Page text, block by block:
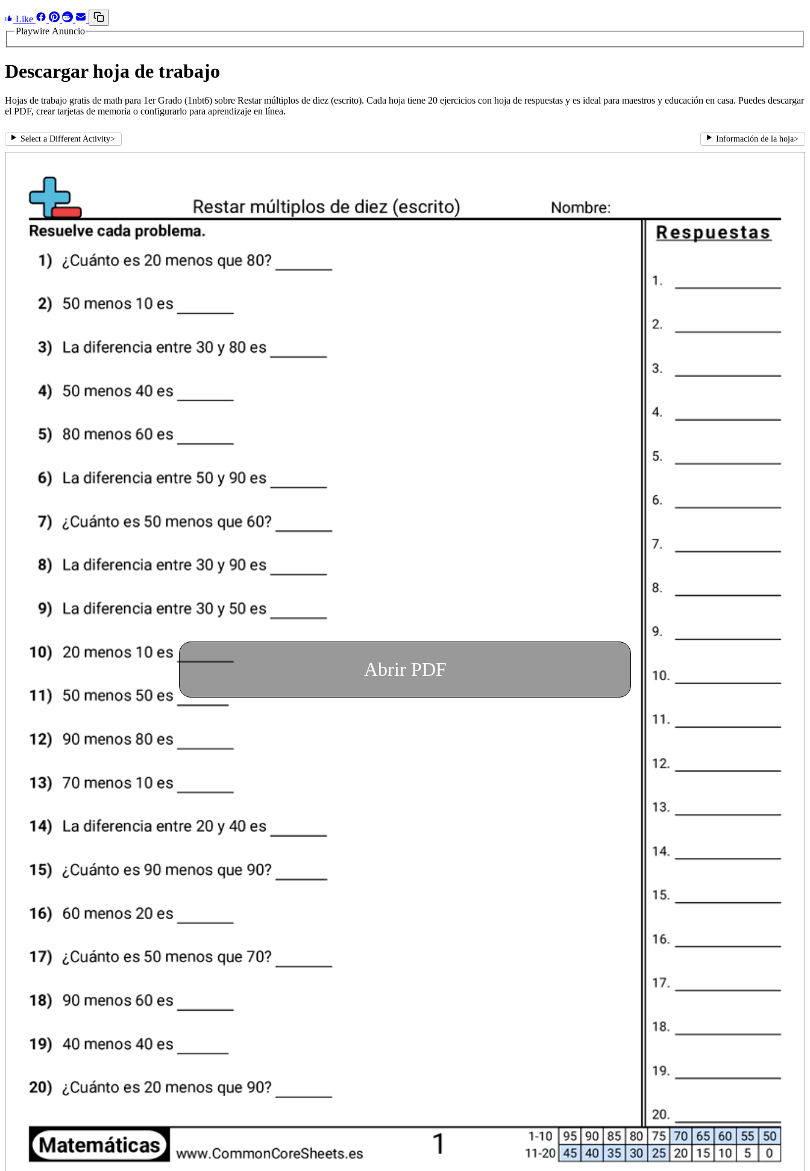
Like
Playwire Anuncio
Descargar hoja de trabajo
Hojas de trabajo gratis de math para 1er Grado (1nbt6) sobre Restar múltiplos de diez (escrito). Cada hoja tiene 20 ejercicios con hoja de respuestas y es ideal para maestros y educación en casa. Puedes descargar
el PDF, crear tarjetas de memoria o configurarlo para aprendizaje en línea.
Select a Different Activity> Información de la hoja>
Abrir PDF